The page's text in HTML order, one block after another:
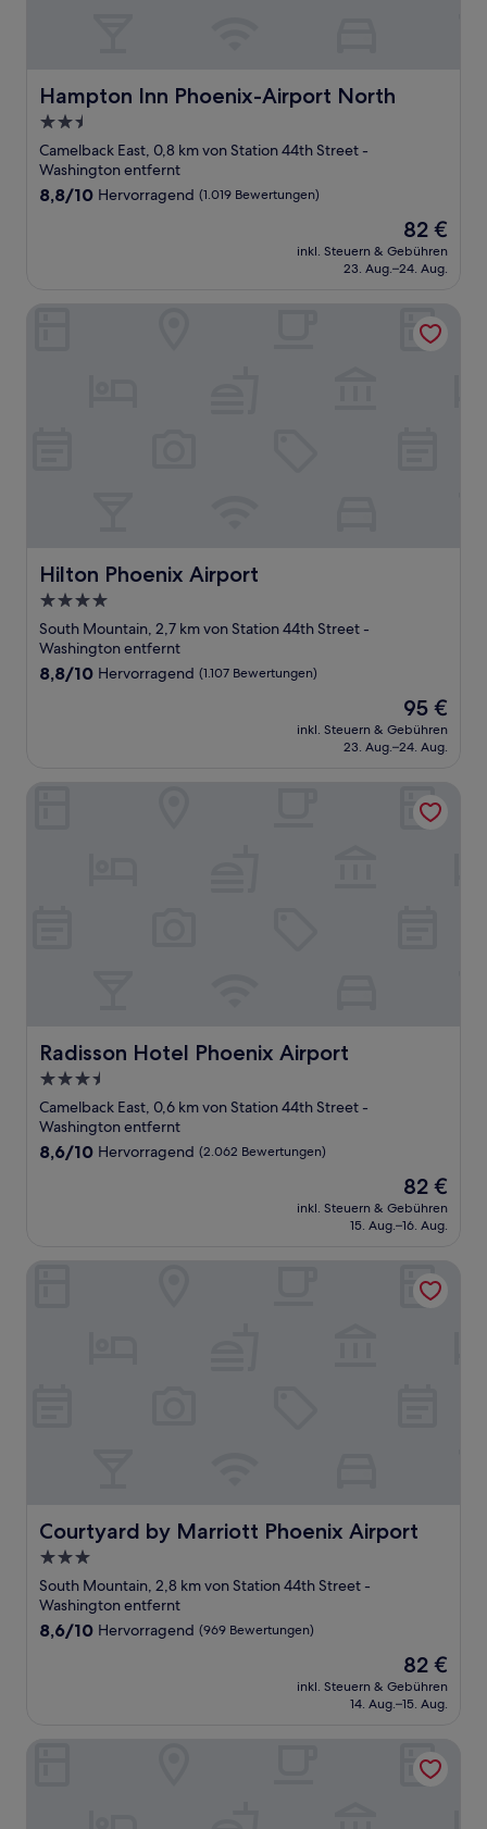
Hampton Inn Phoenix-Airport North
Hampton Inn Phoenix-Airport North
2.5-
Sterne-
Unterkunft
Camelback East, 0,8 km von Station 44th Street -
Washington entfernt
8.8
8,8/10 Hervorragend (1.019 Bewertungen)
Der
Preis
beträgt
82 €
inkl. Steuern & Gebühren
23. Aug.–24. Aug.
Hilton Phoenix Airport
Hilton Phoenix Airport
4.0-
Sterne-
Unterkunft
South Mountain, 2,7 km von Station 44th Street -
Washington entfernt
8.8
8,8/10 Hervorragend (1.107 Bewertungen)
Der
Preis
beträgt
95 €
inkl. Steuern & Gebühren
23. Aug.–24. Aug.
Radisson Hotel Phoenix Airport
Radisson Hotel Phoenix Airport
3.5-
Sterne-
Unterkunft
Camelback East, 0,6 km von Station 44th Street -
Washington entfernt
8.6
8,6/10 Hervorragend (2.062 Bewertungen)
Der
Preis
beträgt
82 €
inkl. Steuern & Gebühren
15. Aug.–16. Aug.
Courtyard by Marriott Phoenix Airport
Courtyard by Marriott Phoenix Airport
3.0-
Sterne-
Unterkunft
South Mountain, 2,8 km von Station 44th Street -
Washington entfernt
8.6
8,6/10 Hervorragend (969 Bewertungen)
Der
Preis
beträgt
82 €
inkl. Steuern & Gebühren
14. Aug.–15. Aug.